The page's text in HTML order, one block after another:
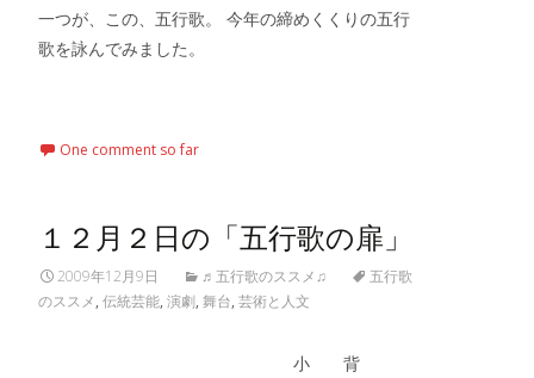
一つが、この、五行歌。 今年の締めくくりの五行
歌を詠んでみました。
One comment so far
１２月２日の「五行歌の扉」
2009年12月9日 ♬五行歌のススメ♫
五行歌
のススメ, 伝統芸能, 演劇, 舞台, 芸術と人文
小 背